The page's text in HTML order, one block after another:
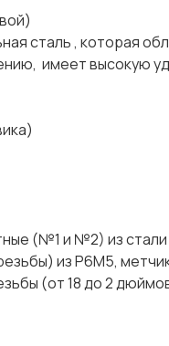
, которая
имеет высокую
(№1 и №2) из
из Р6М5,
(от 18 до 2